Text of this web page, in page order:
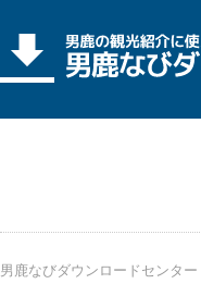
男鹿なびダウンロードセンター